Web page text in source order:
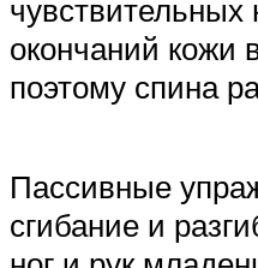
чувствительных
окончаний кожи
поэтому спина
Пассивные
сгибание и